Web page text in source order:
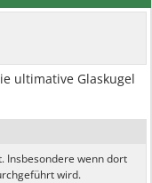
ultimative Glaskugel
Insbesondere wenn dort
wird.